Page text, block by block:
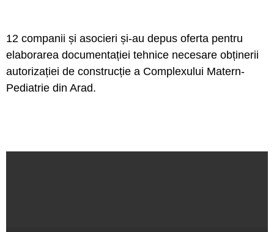
12 companii și asocieri și-au depus oferta pentru
elaborarea documentației tehnice necesare obținerii
autorizației de construcție a Complexului Matern-
Pediatrie din Arad.